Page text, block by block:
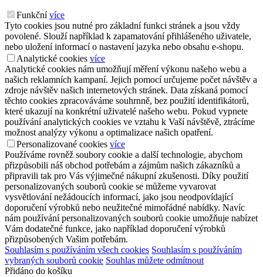
Funkční více
Tyto cookies jsou nutné pro základní funkci stránek a jsou vždy
povolené. Slouží například k zapamatování přihlášeného uživatele,
nebo uložení informací o nastavení jazyka nebo obsahu e-shopu.
Analytické cookies více
Analytické cookies nám umožňují měření výkonu našeho webu a
našich reklamních kampaní. Jejich pomocí určujeme počet návštěv a
zdroje návštěv našich internetových stránek. Data získaná pomocí
těchto cookies zpracováváme souhrnně, bez použití identifikátorů,
které ukazují na konkrétní uživatelé našeho webu. Pokud vypnete
používání analytických cookies ve vztahu k Vaší návštěvě, ztrácíme
možnost analýzy výkonu a optimalizace našich opatření.
Personalizované cookies více
Používáme rovněž soubory cookie a další technologie, abychom
přizpůsobili náš obchod potřebám a zájmům našich zákazníků a
připravili tak pro Vás výjimečné nákupní zkušenosti. Díky použití
personalizovaných souborů cookie se můžeme vyvarovat
vysvětlování nežádoucích informací, jako jsou neodpovídající
doporučení výrobků nebo neužitečné mimořádné nabídky. Navíc
nám používání personalizovaných souborů cookie umožňuje nabízet
Vám dodatečné funkce, jako například doporučení výrobků
přizpůsobených Vašim potřebám.
Souhlasím s používáním všech cookies Souhlasím s používáním
vybraných souborů cookie Souhlas můžete odmítnout
Přidáno do košíku